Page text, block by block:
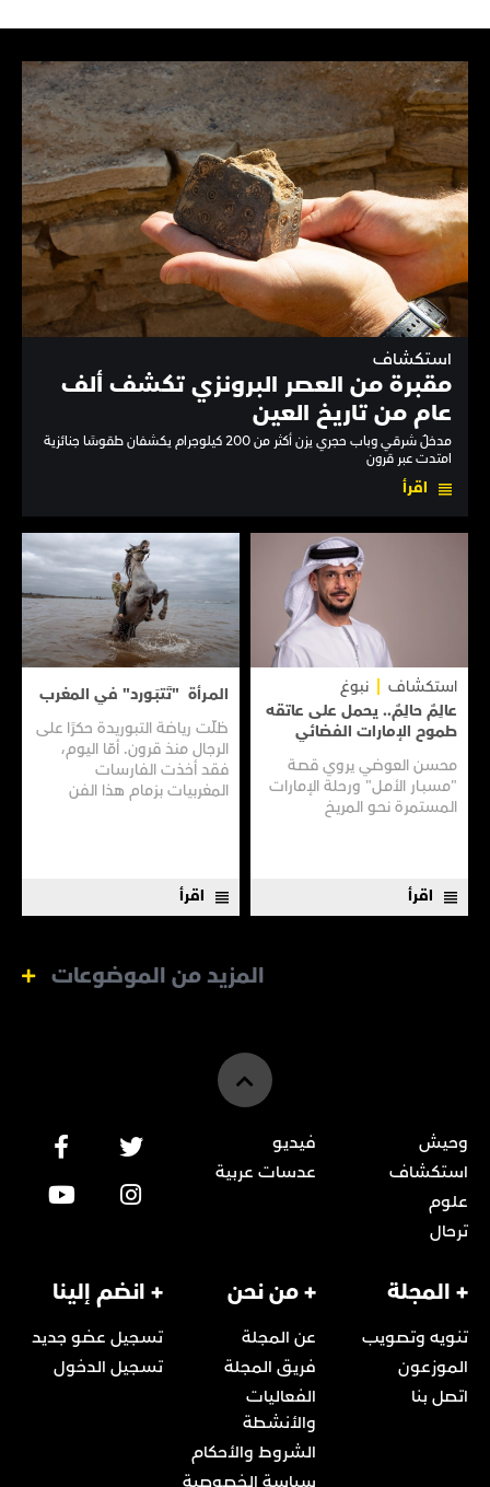
استكشاف
مقبرة من العصر البرونزي تكشف ألف
عام من تاريخ العين
مدخلٌ شرقي وباب حجري يزن أكثر من 200 كيلوجرام يكشفان طقوسًا جنائزية
امتدت عبر قرون
اقرأ
استكشاف
نبوغ
عالِمٌ حالِمٌ.. يحمل على عاتقه
طموح الإمارات الفضائي
محسن العوضي يروي قصـة
"مسبـار الأمـل" ورحلة الإمارات
المستمرة نحـو المريـخ
اقرأ
المـرأة "تَتبَـورد" في المغرب
ظلّت رياضة التبوريدة حكرًا على
الرجال منذ قرون. أمّا اليوم،
فقد أخذت الفارسات
المغربيات بزمام هذا الفن
اقرأ
المزيد من الموضوعات
وحيش
استكشاف
علوم
ترحال
فيديو
عدسات عربية
+ المجلة
تنويه وتصويب
الموزعون
اتصل بنا
+ من نحن
عن المجلة
فريق المجلة
الفعاليات
والأنشطة
الشروط والأحكام
+ انضم إلينا
تسجيل عضو جديد
تسجيل الدخول